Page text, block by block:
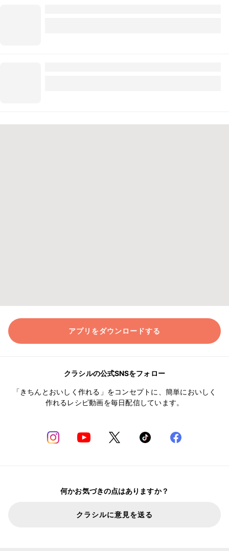
アプリをダウンロードする
クラシルの公式SNSをフォロー
「きちんとおいしく作れる」をコンセプトに、簡単においしく
作れるレシピ動画を毎日配信しています。
何かお気づきの点はありますか？
クラシルに意見を送る